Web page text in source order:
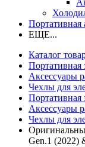
Портативная
ЕЩЕ...
Каталог
Портативная
Аксессуары
Чехлы для
Портативная
Аксессуары
Чехлы для
Gen.1 (2022)